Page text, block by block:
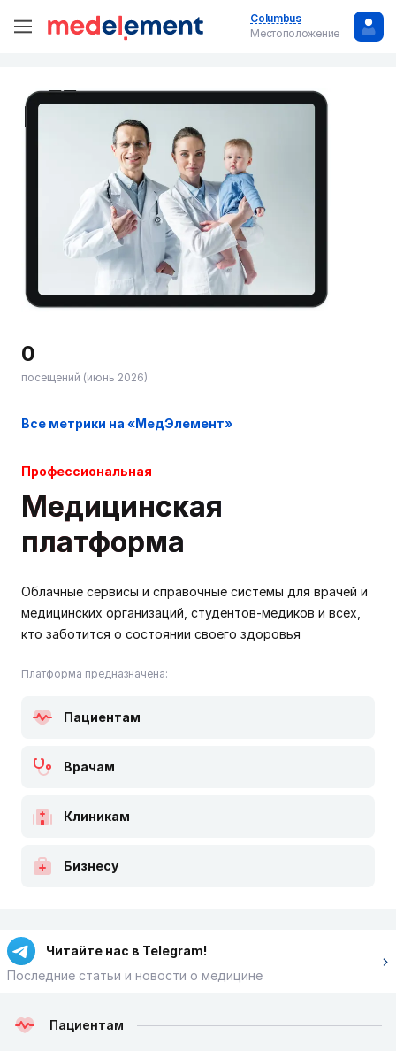
Columbus
Местоположение
0
посещений (июнь 2026)
Все метрики на «МедЭлемент»
Профессиональная
Медицинская
платформа
Облачные сервисы и справочные системы для врачей и
медицинских организаций, студентов-медиков и всех,
кто заботится о состоянии своего здоровья
Платформа предназначена:
Пациентам
Врачам
Клиникам
Бизнесу
Читайте нас в Telegram!
Последние статьи и новости о медицине
Пациентам